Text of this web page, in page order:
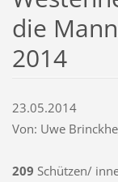
die
2014
23.05.2014
Von: Uwe
209 Schützen/